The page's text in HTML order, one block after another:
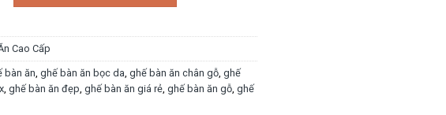
Cao Cấp
bàn ăn ghế bàn ăn bọc da ghế bàn ăn chân gỗ ghế
ghế bàn ăn đẹp ghế bàn ăn giá rẻ ghế bàn ăn gỗ ghế